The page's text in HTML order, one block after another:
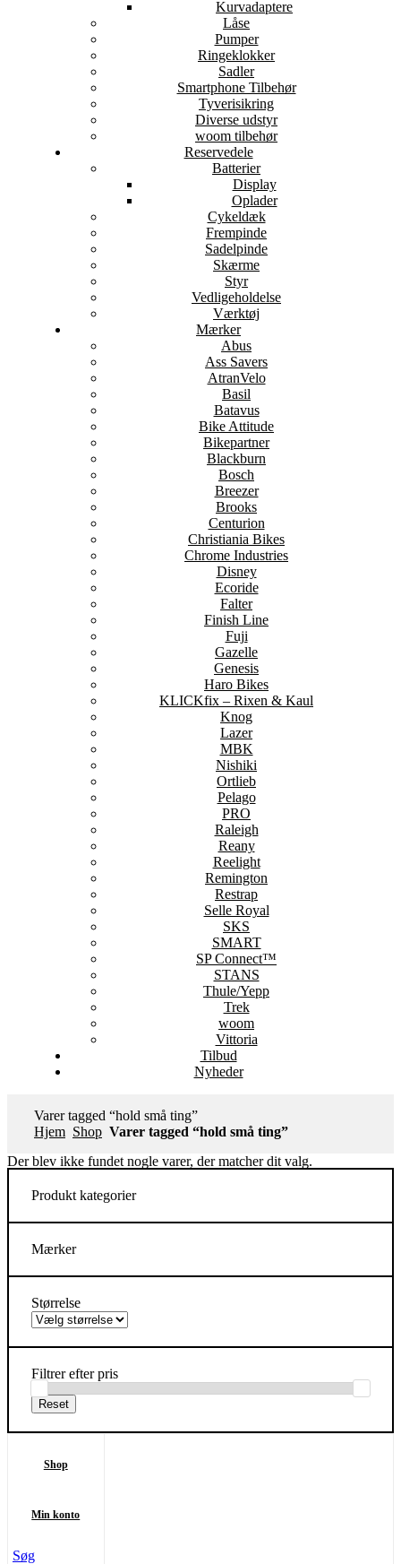
Kurvadaptere
Låse
Pumper
Ringeklokker
Sadler
Smartphone Tilbehør
Tyverisikring
Diverse udstyr
woom tilbehør
Reservedele
Batterier
Display
Oplader
Cykeldæk
Frempinde
Sadelpinde
Skærme
Styr
Vedligeholdelse
Værktøj
Mærker
Abus
Ass Savers
AtranVelo
Basil
Batavus
Bike Attitude
Bikepartner
Blackburn
Bosch
Breezer
Brooks
Centurion
Christiania Bikes
Chrome Industries
Disney
Ecoride
Falter
Finish Line
Fuji
Gazelle
Genesis
Haro Bikes
KLICKfix – Rixen & Kaul
Knog
Lazer
MBK
Nishiki
Ortlieb
Pelago
PRO
Raleigh
Reany
Reelight
Remington
Restrap
Selle Royal
SKS
SMART
SP Connect™
STANS
Thule/Yepp
Trek
woom
Vittoria
Tilbud
Nyheder
Varer tagged “hold små ting”
Hjem Shop Varer tagged “hold små ting”
Der blev ikke fundet nogle varer, der matcher dit valg.
Produkt kategorier
Mærker
Størrelse
Filtrer efter pris
Shop
Min konto
Søg